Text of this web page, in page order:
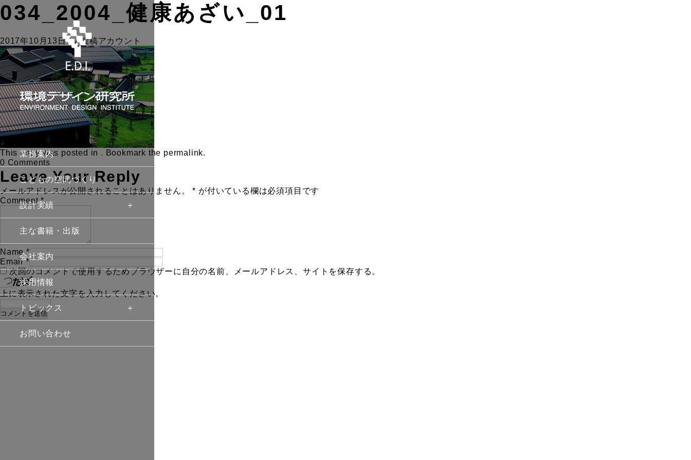
業務案内
こどもの空間づくり
設計実績
主な書籍・出版
会社案内
採用情報
トピックス
お問い合わせ
034_2004_健康あざい_01
2017年10月13日by 投稿アカウント
This entry was posted in . Bookmark the permalink.
0 Comments
Leave Your Reply
メールアドレスが公開されることはありません。 * が付いている欄は必須項目です
Comment *
Name *
Email *
次回のコメントで使用するためブラウザーに自分の名前、メールアドレス、サイトを保存する。
上に表示された文字を入力してください。